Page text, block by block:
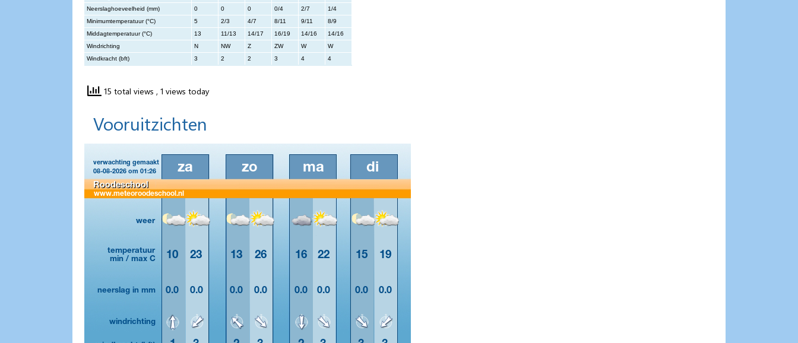
Neerslaghoeveelheid (mm)
0 0 0 0/4 2/7
1/4
Minimumtemperatuur (°C)
5 2/3 4/7 8/11 9/11
8/9
Middagtemperatuur (°C)
13 11/13 14/17 16/19 14/16
14/16
Windrichting
N NW Z ZW W
W
Windkracht (bft)
3 2 2 3 4 4
15 total views , 1 views today
Vooruitzichten